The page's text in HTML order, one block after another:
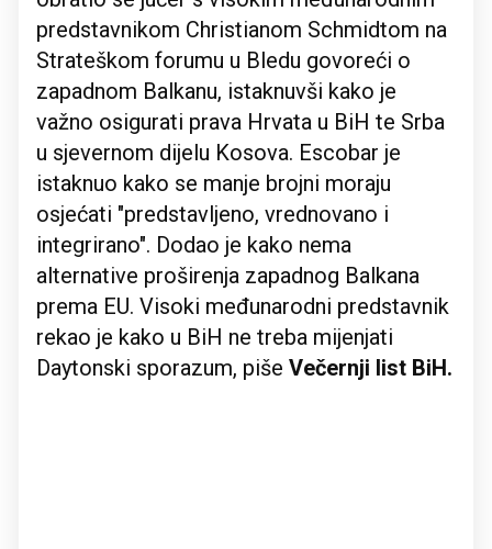
predstavnikom Christianom Schmidtom na
Strateškom forumu u Bledu govoreći o
zapadnom Balkanu, istaknuvši kako je
važno osigurati prava Hrvata u BiH te Srba
u sjevernom dijelu Kosova. Escobar je
istaknuo kako se manje brojni moraju
osjećati "predstavljeno, vrednovano i
integrirano". Dodao je kako nema
alternative proširenja zapadnog Balkana
prema EU. Visoki međunarodni predstavnik
rekao je kako u BiH ne treba mijenjati
Daytonski sporazum, piše Večernji list BiH.